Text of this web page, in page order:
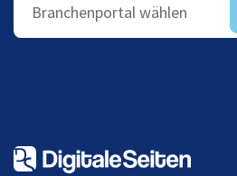
Branchenportal wählen